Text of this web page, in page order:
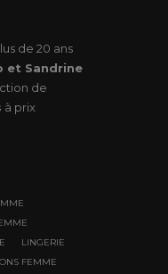
de 20 ans
et Sandrine
de
à prix
LINGERIE
FEMME